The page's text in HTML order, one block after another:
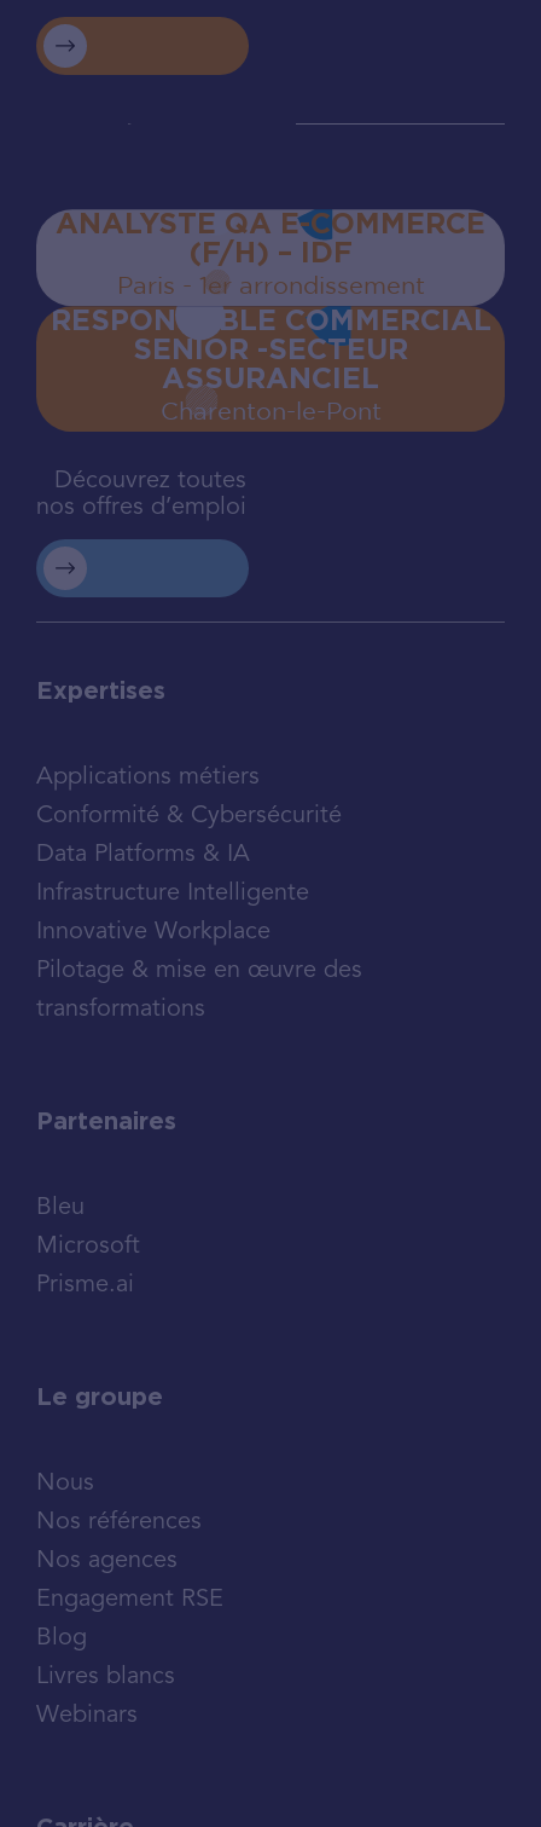
ANALYSTE QA E-COMMERCE
(F/H) – IDF
Paris - 1er arrondissement
RESPONSABLE COMMERCIAL
SENIOR -SECTEUR
ASSURANCIEL
Charenton‍-‍le‍-‍Pont
Découvrez toutes
nos offres d’emploi
Expertises
Applications métiers
Conformité & Cybersécurité
Data Platforms & IA
Infrastructure Intelligente
Innovative Workplace
Pilotage & mise en œuvre des
transformations
Partenaires
Bleu
Microsoft
Prisme.ai
Le groupe
Nous
Nos références
Nos agences
Engagement RSE
Blog
Livres blancs
Webinars